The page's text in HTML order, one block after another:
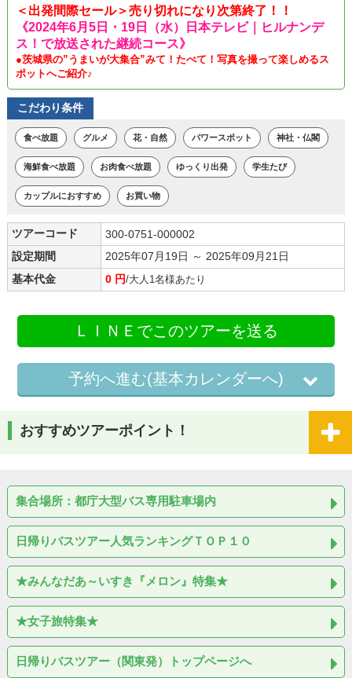
＜出発間際セール＞売り切れになり次第終了！！
《2024年6月5日・19日（水）日本テレビ｜ヒルナンデ
ス！で放送された継続コース》
●茨城県の”うまいが大集合”みて！たべて！写真を撮って楽しめるス
ポットへご紹介♪
こだわり条件
食べ放題 グルメ 花・自然 パワースポット 神社・仏閣
海鮮食べ放題 お肉食べ放題 ゆっくり出発 学生たび
カップルにおすすめ お買い物
ツアーコード
300-0751-000002
設定期間
2025年07月19日 ～ 2025年09月21日
基本代金
0 円/大人1名様あたり
ＬＩＮＥでこのツアーを送る
予約へ進む(基本カレンダーへ)
おすすめツアーポイント！
集合場所：都庁大型バス専用駐車場内
日帰りバスツアー人気ランキングＴＯＰ１０
★みんなだあ～いすき『メロン』特集★
★女子旅特集★
日帰りバスツアー（関東発）トップページへ